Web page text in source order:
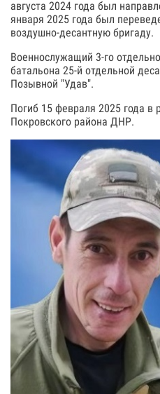
августа 2024 года был
января 2025 года был
воздушно-десантную бригаду.
Военнослужащий 3-го
батальона 25-й отдельной
Позывной "Удав".
Погиб 15 февраля 2025 года в
Покровского района ДНР.